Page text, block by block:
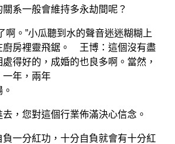
一般會維持多永劫間呢？
啊。”小瓜聽到水的聲音迷迷糊糊上
廚房裡靈飛鋸。 王博：這個沒有盡
得好的，成婚的也良多啊。當然，
一年，兩年
您對這個行業佈滿決心信念。
分紅功，十分自負就會有十分紅